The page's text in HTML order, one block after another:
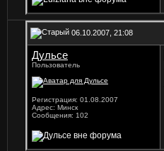
06.10.2007, 21:08
Дульсе
Пользователь
Регистрация: 01.08.2007
Адрес: Минск
Сообщения: 102